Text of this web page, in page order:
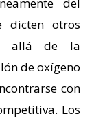
dicten otros
allá de la
de oxígeno
con
Los